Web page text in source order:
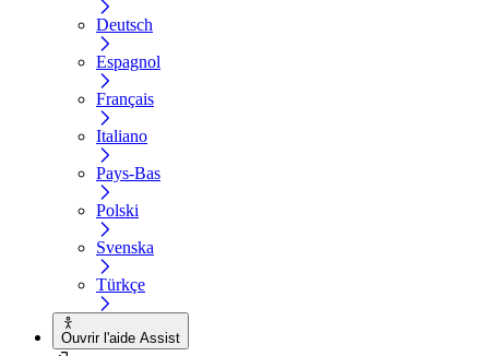
Deutsch
Espagnol
Français
Italiano
Pays-Bas
Polski
Svenska
Türkçe
Ouvrir l'aide Assist